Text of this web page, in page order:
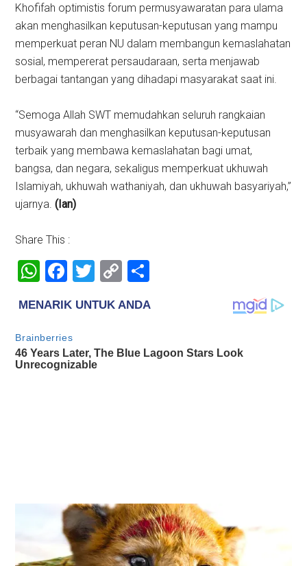
Khofifah optimistis forum permusyawaratan para ulama
akan menghasilkan keputusan-keputusan yang mampu
memperkuat peran NU dalam membangun kemaslahatan
sosial, mempererat persaudaraan, serta menjawab
berbagai tantangan yang dihadapi masyarakat saat ini.
“Semoga Allah SWT memudahkan seluruh rangkaian
musyawarah dan menghasilkan keputusan-keputusan
terbaik yang membawa kemaslahatan bagi umat,
bangsa, dan negara, sekaligus memperkuat ukhuwah
Islamiyah, ukhuwah wathaniyah, dan ukhuwah basyariyah,”
ujarnya.(Ian)
Share This :
WhatsApp
Facebook
Twitter
Copy